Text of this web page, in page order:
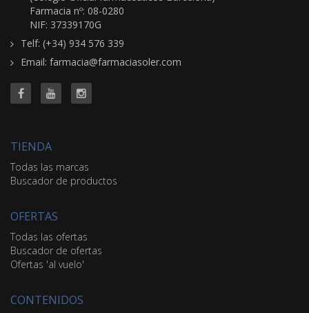
Farmacia nº: 08-0280
NIF: 37339170G
Telf: (+34) 934 576 339
Email: farmacia@farmaciasoler.com
TIENDA
Todas las marcas
Buscador de productos
OFERTAS
Todas las ofertas
Buscador de ofertas
Ofertas 'al vuelo'
CONTENIDOS